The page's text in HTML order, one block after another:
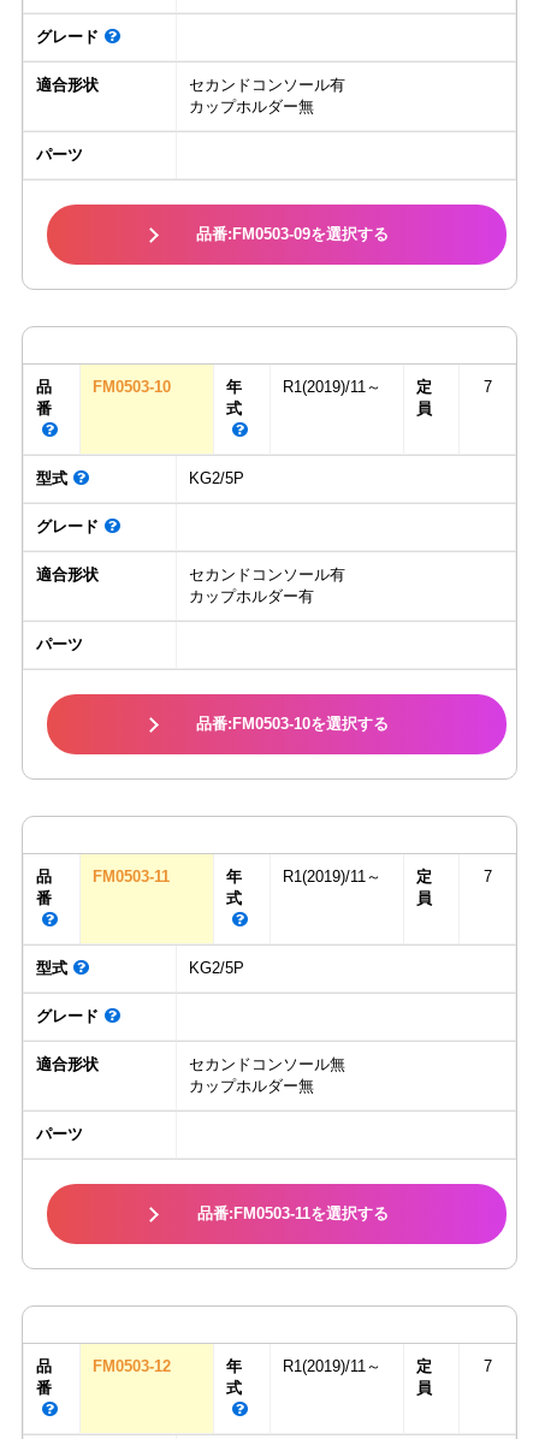
グレード
適合形状
セカンドコンソール有
カップホルダー無
パーツ
品番:FM0503-09を選択する
品
番
FM0503-10
年
式
R1(2019)/11～
定
員
7
型式 KG2/5P
グレード
適合形状
セカンドコンソール有
カップホルダー有
パーツ
品番:FM0503-10を選択する
品
番
FM0503-11
年
式
R1(2019)/11～
定
員
7
型式 KG2/5P
グレード
適合形状
セカンドコンソール無
カップホルダー無
パーツ
品番:FM0503-11を選択する
品
番
FM0503-12
年
式
R1(2019)/11～
定
員
7